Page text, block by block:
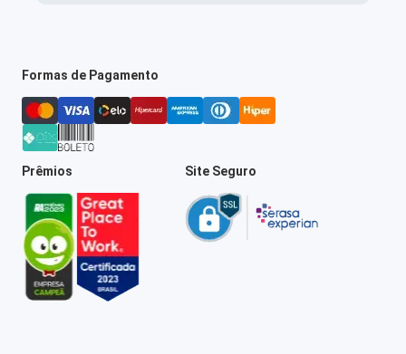
Formas de Pagamento
Prêmios Site Seguro